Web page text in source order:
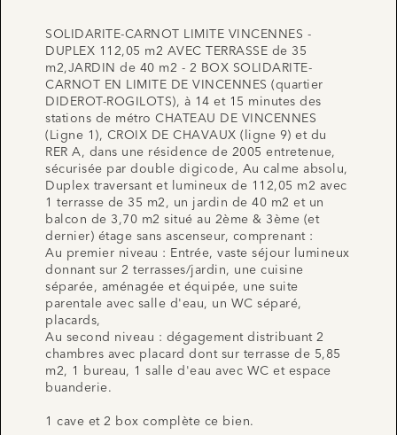
SOLIDARITE-CARNOT LIMITE VINCENNES -
DUPLEX 112,05 m2 AVEC TERRASSE de 35
m2,JARDIN de 40 m2 - 2 BOX SOLIDARITE-
CARNOT EN LIMITE DE VINCENNES (quartier
DIDEROT-ROGILOTS), à 14 et 15 minutes des
stations de métro CHATEAU DE VINCENNES
(Ligne 1), CROIX DE CHAVAUX (ligne 9) et du
RER A, dans une résidence de 2005 entretenue,
sécurisée par double digicode, Au calme absolu,
Duplex traversant et lumineux de 112,05 m2 avec
1 terrasse de 35 m2, un jardin de 40 m2 et un
balcon de 3,70 m2 situé au 2ème & 3ème (et
dernier) étage sans ascenseur, comprenant :
Au premier niveau : Entrée, vaste séjour lumineux
donnant sur 2 terrasses/jardin, une cuisine
séparée, aménagée et équipée, une suite
parentale avec salle d'eau, un WC séparé,
placards,
Au second niveau : dégagement distribuant 2
chambres avec placard dont sur terrasse de 5,85
m2, 1 bureau, 1 salle d'eau avec WC et espace
buanderie.
1 cave et 2 box complète ce bien.